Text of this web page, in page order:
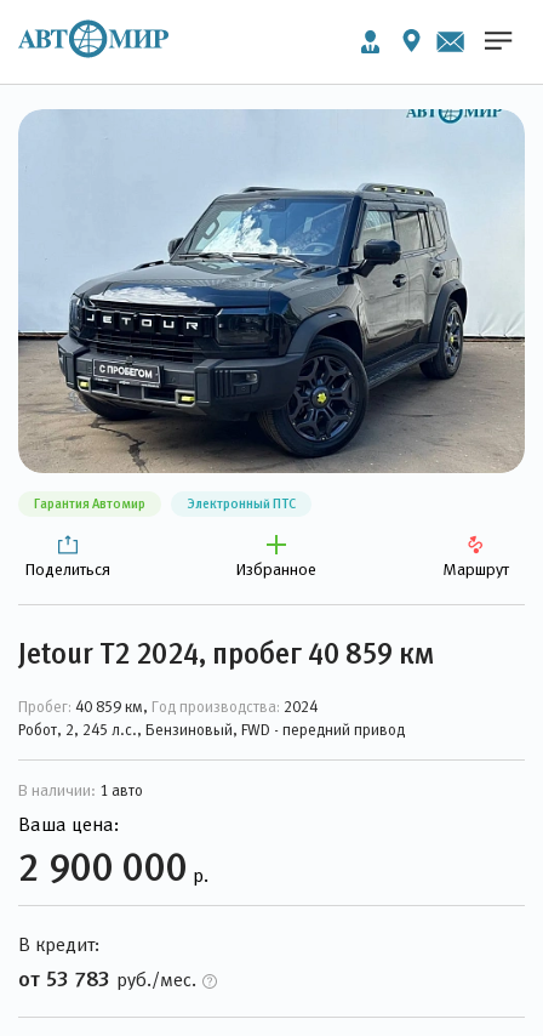
Гарантия Автомир Электронный ПТС
Поделиться Избранное Маршрут
Jetour T2 2024, пробег 40 859 км
Пробег: 40 859 км, Год производства: 2024
Робот, 2, 245 л.с., Бензиновый, FWD - передний привод
В наличии: 1 авто
Ваша цена:
2 900 000 р.
В кредит:
от 53 783 руб./мес.